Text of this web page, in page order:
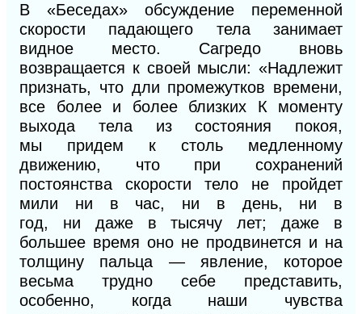
В «Беседах» обсуждение переменной
скорости падающего тела занимает
видное место. Сагредо вновь
возвращается к своей мысли: «Надлежит
признать, что дли промежутков времени,
все более и более близких К
моменту
выхода тела из состояния покоя,
мы придем к столь медленному
движению, что при сохранений
постоянства скорости тело не пройдет
мили ни в час, ни в день, ни в
год, ни даже в тысячу лет; даже в
большее время оно не продвинется и на
толщину пальца — явление,
которое
весьма трудно себе представить,
особенно, когда наши чувства